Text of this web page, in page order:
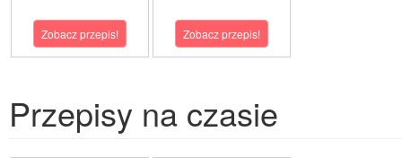
Zobacz przepis! Zobacz przepis!
Przepisy na czasie